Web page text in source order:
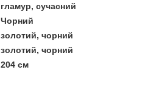
гламур, сучасний
Чорний
золотий, чорний
золотий, чорний
204 см